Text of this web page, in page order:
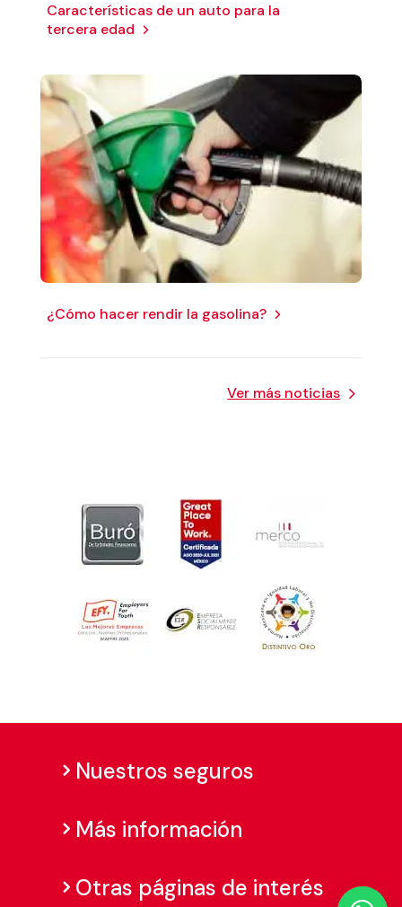
Características de un auto para la
tercera edad
¿Cómo hacer rendir la gasolina?
Ver más noticias
Nuestros seguros
Más información
Otras páginas de interés